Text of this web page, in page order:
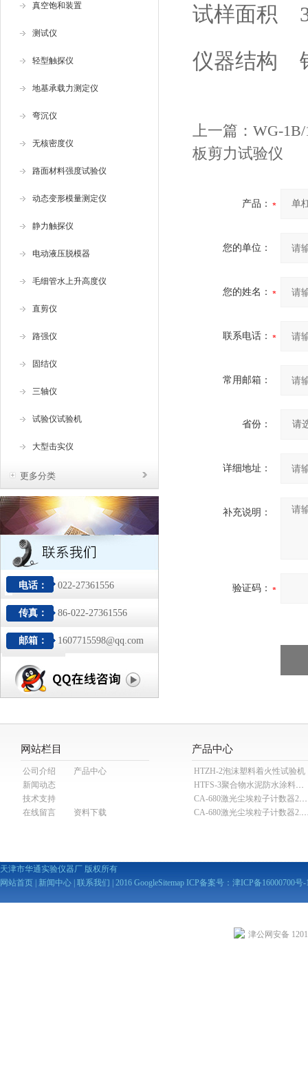
真空饱和装置
测试仪
轻型触探仪
地基承载力测定仪
弯沉仪
无核密度仪
路面材料强度试验仪
动态变形模量测定仪
静力触探仪
电动液压脱模器
毛细管水上升高度仪
直剪仪
路强仪
固结仪
三轴仪
试验仪试验机
大型击实仪
更多分类
电话： 022-27361556
传真： 86-022-27361556
邮箱： 1607715598@qq.com
试样面积
仪器结构
上一篇： WG-
板剪力试验仪
产品：
您的单位：
您的姓名：
联系电话：
常用邮箱：
省份：
详细地址：
补充说明：
验证码：
网站栏目
公司介绍
产品中心
新闻动态
技术支持
在线留言
资料下载
产品中心
HTZH-2泡沫塑料着火性试验机
HTFS-3聚合物水泥防水涂料分散机
CA-680激光尘埃粒子计数器28.3L
CA-680激光尘埃粒子
天津市华通实验仪器厂 版权所有
网站首页
新闻中心 联系我们 | 2016 GoogleSitemap ICP备案号： 津ICP备16000700号-
津公网安备